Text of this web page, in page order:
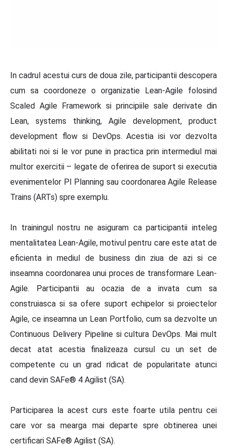
In cadrul acestui curs de doua zile, participantii descopera
cum sa coordoneze o organizatie Lean-Agile folosind
Scaled Agile Framework si principiile sale derivate din
Lean, systems thinking, Agile development, product
development flow si DevOps. Acestia isi vor dezvolta
abilitati noi si le vor pune in practica prin intermediul mai
multor exercitii – legate de oferirea de suport si executia
evenimentelor PI Planning sau coordonarea Agile Release
Trains (ARTs) spre exemplu.
In trainingul nostru ne asiguram ca participantii inteleg
mentalitatea Lean-Agile, motivul pentru care este atat de
eficienta in mediul de business din ziua de azi si ce
inseamna coordonarea unui proces de transformare Lean-
Agile. Participantii au ocazia de a invata cum sa
construiasca si sa ofere suport echipelor si proiectelor
Agile, ce inseamna un Lean Portfolio, cum sa dezvolte un
Continuous Delivery Pipeline si cultura DevOps. Mai mult
decat atat acestia finalizeaza cursul cu un set de
competente cu un grad ridicat de popularitate atunci
cand devin SAFe® 4 Agilist (SA).
Participarea la acest curs este foarte utila pentru cei
care vor sa mearga mai departe spre obtinerea unei
certificari SAFe® Agilist (SA).